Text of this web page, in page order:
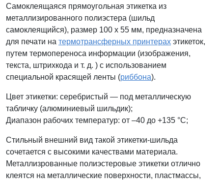
Самоклеящаяся прямоугольная этикетка из
металлизированного полиэстера (шильд
самоклеящийся), размер 100 x 55 мм, предназначена
для печати на термотрансферных принтерах этикеток,
путем термопереноса информации (изображения,
текста, штрихкода и т. д. ) с использованием
специальной красящей ленты (риббона).
Цвет этикетки: серебристый — под металлическую
табличку (алюминиевый шильдик);
Диапазон рабочих температур: от –40 до +135 °С;
Стильный внешний вид такой этикетки-шильда
сочетается с высокими качествами материала.
Металлизрованные полиэстеровые этикетки отлично
клеятся на металлические поверхности, пластмассы,